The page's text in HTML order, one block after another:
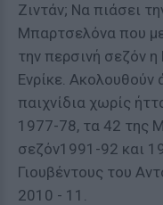
Ζιντάν; Να πιάσει
Μπαρτσελόνα που
την περσινή σεζόν
Ενρίκε. Ακολουθούν
παιχνίδια χωρίς
1977-78, τα 42 της
σεζόν1991-92 και
Γιουβέντους του
2010 - 11.